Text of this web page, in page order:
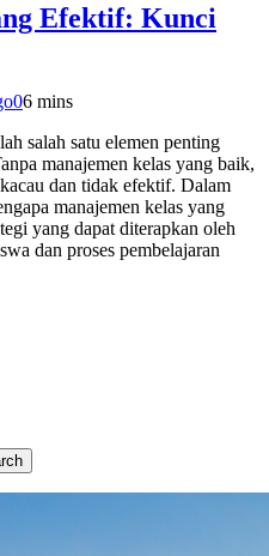
Efektif: Kunci
06 mins
salah satu elemen penting
manajemen kelas yang baik,
dan tidak efektif. Dalam
manajemen kelas yang
yang dapat diterapkan oleh
dan proses pembelajaran